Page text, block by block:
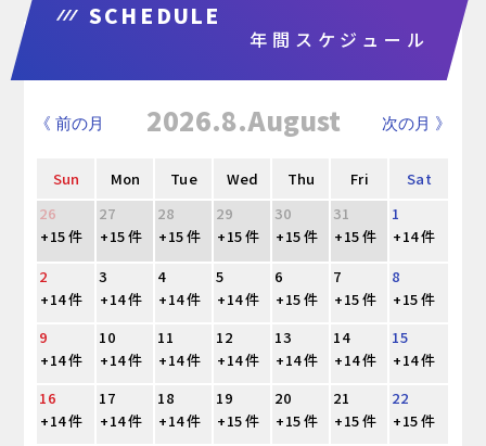
SCHEDULE
年間スケジュール
《 前の月 次の月 》
2026.8.August
Sun Mon Tue Wed Thu Fri
Sat
26
27 28 29 30 31
1
+15 件
+15 件 +15 件 +15 件 +15 件 +15 件
+14 件
2
3 4 5 6 7
8
+14 件
+14 件 +14 件 +14 件 +15 件 +15 件
+15 件
9
10 11 12 13 14
15
+14 件
+14 件 +14 件 +14 件 +14 件 +14 件
+14 件
16
17 18 19 20 21
22
+14 件
+14 件 +14 件 +15 件 +15 件 +15 件
+15 件